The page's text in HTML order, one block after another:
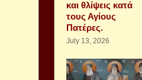
και θλίψεις κατά
τους Αγίους
Πατέρες.
July 13, 2026